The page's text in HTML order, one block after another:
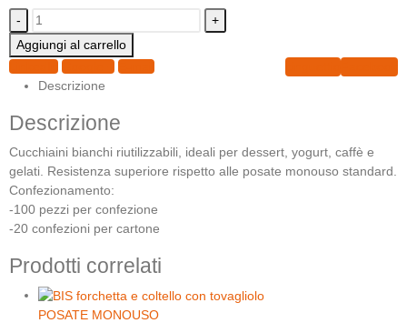
-
+
Aggiungi al carrello
LinkedIn Google + E-mail
Descrizione
Descrizione
Cucchiaini bianchi riutilizzabili, ideali per dessert, yogurt, caffè e
gelati. Resistenza superiore rispetto alle posate monouso standard.
Confezionamento:
-100 pezzi per confezione
-20 confezioni per cartone
Prodotti correlati
POSATE MONOUSO